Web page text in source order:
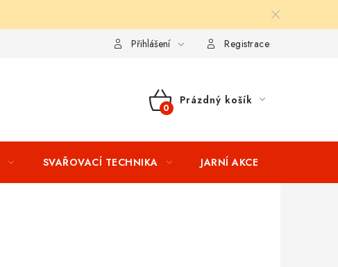
Splátkový prodej Tabulka velikostí oblečení
Přihlášení Registrace
NÁKUPNÍ
Prázdný košík
SVAŘOVACÍ TECHNIKA JARNÍ AKCE